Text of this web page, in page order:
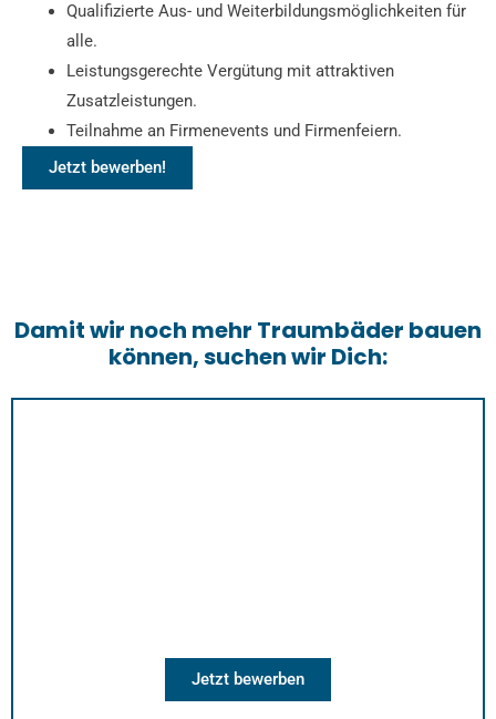
Qualifizierte Aus- und Weiterbildungsmöglichkeiten für
alle.
Leistungsgerechte Vergütung mit attraktiven
Zusatzleistungen.
Teilnahme an Firmenevents und Firmenfeiern.
Jetzt bewerben!
Damit wir noch mehr Traumbäder bauen
können, suchen wir Dich:
Jetzt bewerben